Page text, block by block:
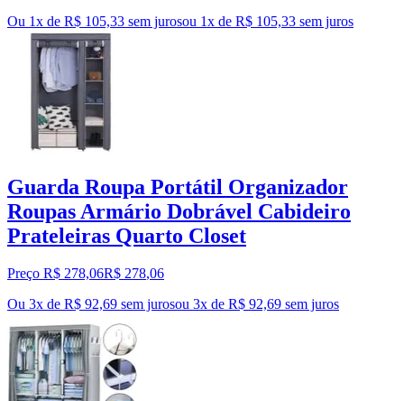
Ou 1x de R$ 105,33 sem jurosou 1x de R$ 105,33 sem juros
Guarda Roupa Portátil Organizador
Roupas Armário Dobrável Cabideiro
Prateleiras Quarto Closet
Preço R$ 278,06R$ 278,06
Ou 3x de R$ 92,69 sem jurosou 3x de R$ 92,69 sem juros